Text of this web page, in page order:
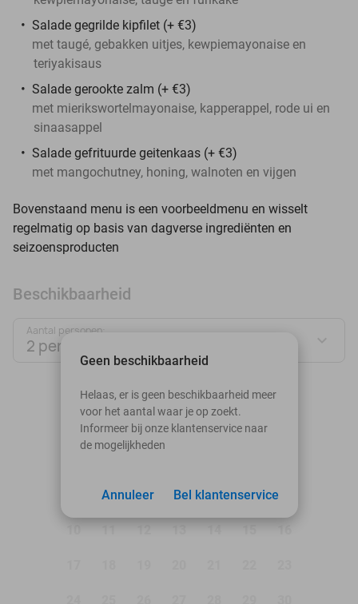
Salade gegrilde kipfilet (+ €3)
met taugé, gebakken uitjes, kewpiemayonaise en
teriyakisaus
Salade gerookte zalm (+ €3)
met mierikswortelmayonaise, kapperappel, rode ui en
sinaasappel
Salade gefrituurde geitenkaas (+ €3)
met mangochutney, honing, walnoten en vijgen
Bovenstaand menu is een voorbeeldmenu en wisselt
regelmatig op basis van dagverse ingrediënten en
seizoensproducten
Beschikbaarheid
Aantal personen:
2 personen
augustus 2026
Ma
Di Wo Do Vr
4 5 6 7 8
Geen beschikbaarheid
Helaas, er is geen beschikbaarheid meer
voor het aantal waar je op zoekt.
Informeer bij onze klantenservice naar
de mogelijkheden
Bel klantenservice
Annuleer